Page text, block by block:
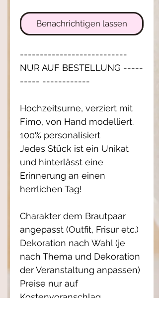
Benachrichtigen lassen
---------------------------
NUR AUF BESTELLUNG -----
----- ------------
Hochzeitsurne, verziert mit
Fimo, von Hand modelliert.
100% personalisiert
Jedes Stück ist ein Unikat
und hinterlässt eine
Erinnerung an einen
herrlichen Tag!
Charakter dem Brautpaar
angepasst (Outfit, Frisur etc.)
Dekoration nach Wahl (je
nach Thema und Dekoration
der Veranstaltung anpassen)
Preise nur auf
Kostenvoranschlag